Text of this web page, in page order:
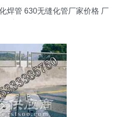
焊管 630无缝化管厂家价格 厂